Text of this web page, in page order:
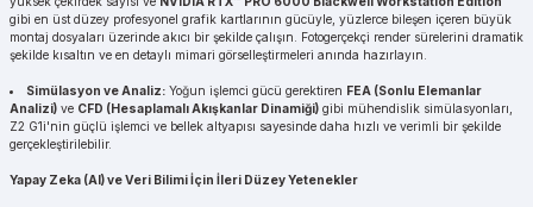
gibi en üst düzey profesyonel grafik kartlarının gücüyle, yüzlerce bileşen içeren büyük
montaj dosyaları üzerinde akıcı bir şekilde çalışın. Fotogerçekçi render sürelerini dramatik
şekilde kısaltın ve en detaylı mimari görselleştirmeleri anında hazırlayın.
Simülasyon ve Analiz: Yoğun işlemci gücü gerektiren FEA (Sonlu Elemanlar
Analizi) ve CFD (Hesaplamalı Akışkanlar Dinamiği) gibi mühendislik simülasyonları,
Z2 G1i'nin güçlü işlemci ve bellek altyapısı sayesinde daha hızlı ve verimli bir şekilde
gerçekleştirilebilir.
Yapay Zeka (AI) ve Veri Bilimi İçin İleri Düzey Yetenekler